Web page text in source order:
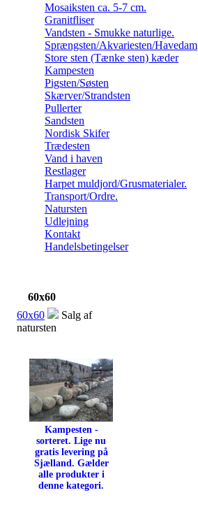
Mosaiksten ca. 5-7 cm.
Granitfliser
Vandsten - Smukke naturlige.
Sprængsten/Akvariesten/Havedam
Store sten (Tænke sten) kæder
Kampesten
Pigsten/Søsten
Skærver/Strandsten
Pullerter
Sandsten
Nordisk Skifer
Trædesten
Vand i haven
Restlager
Harpet muldjord/Grusmaterialer.
Transport/Ordre.
Natursten
Udlejning
Kontakt
Handelsbetingelser
60x60
60x60
Salg af
natursten
Kampesten -
sorteret. Lige nu
gratis levering på
Sjælland. Gælder
alle produkter i
denne kategori.